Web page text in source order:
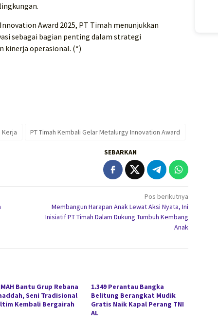
Award 2025, PT Timah menunjukkan
sebagai bagian penting dalam strategi
kinerja operasional. (*)
Kerja PT Timah Kembali Gelar Metalurgy Innovation Award
SEBARKAN
Pos berikutnya
Membangun Harapan Anak Lewat Aksi Nyata, Ini
Inisiatif PT Timah Dalam Dukung Tumbuh Kembang
Anak
Bantu Grup Rebana
Seni Tradisional
Kembali Bergairah
1.349 Perantau Bangka
Belitung Berangkat Mudik
Gratis Naik Kapal Perang TNI
AL